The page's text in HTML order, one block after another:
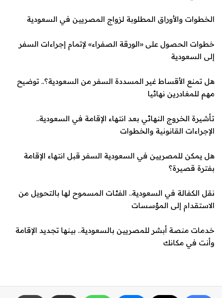
الخطوات والأوراق المطلوبة لزواج المصريين في السعودية
خطوات الحصول على «الورقة الصفراء» لإتمام إجراءات السفر
إلى السعودية
هل تمنع الأقساط غير المسددة السفر من السعودية؟.. توضيح
مهم للمغادرين نهائيا
تأشيرة الخروج النهائي بعد انتهاء الإقامة في السعودية..
الإجراءات القانونية والخطوات
هل يمكن للمصريين في السعودية السفر قبل انتهاء الإقامة
بفترة قصيرة؟
نقل الكفالة في السعودية.. الفئات المسموح لها بالتحويل من
الاستقدام إلى المؤسسات
خدمات منصة أبشر للمصريين بالسعودية.. بينها تجديد الإقامة
وأنت في مكانك